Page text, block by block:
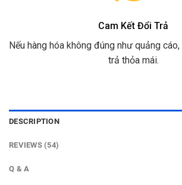
Cam Kết Đổi Trả
Nếu hàng hóa không đúng như quảng
trả thỏa mái.
DESCRIPTION
REVIEWS (54)
Q & A